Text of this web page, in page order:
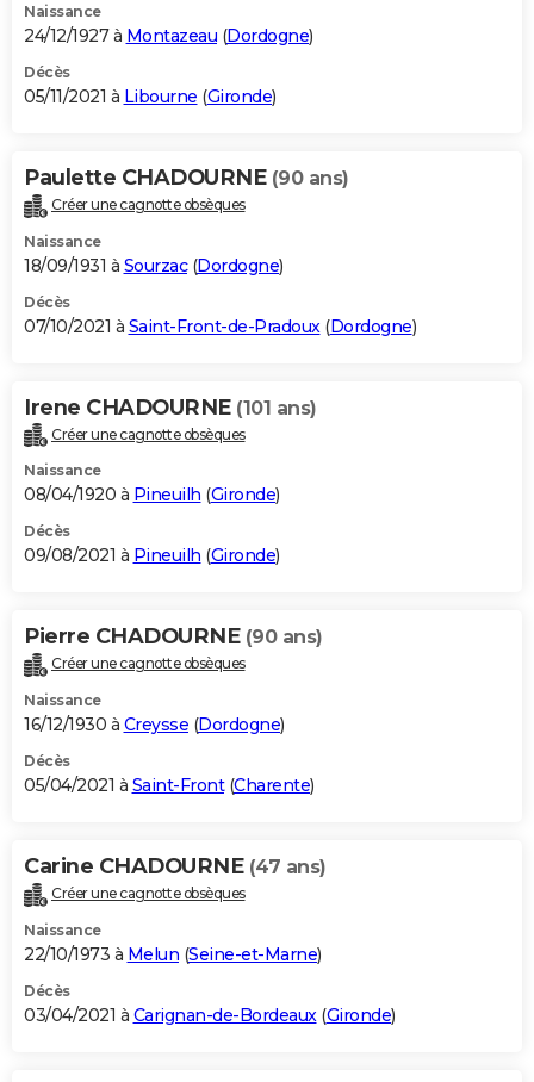
Naissance
24/12/1927 à Montazeau (Dordogne)
Décès
05/11/2021 à Libourne (Gironde)
Paulette CHADOURNE (90 ans)
Créer une cagnotte obsèques
Naissance
18/09/1931 à Sourzac(Dordogne)
Décès
07/10/2021 à Saint-Front-de-Pradoux (Dordogne)
Irene CHADOURNE (101 ans)
Créer une cagnotte obsèques
Naissance
08/04/1920 à Pineuilh (Gironde)
Décès
09/08/2021 à Pineuilh (Gironde)
Pierre CHADOURNE (90 ans)
Créer une cagnotte obsèques
Naissance
16/12/1930 à Creysse (Dordogne)
Décès
05/04/2021 à Saint-Front(Charente)
Carine CHADOURNE (47 ans)
Créer une cagnotte obsèques
Naissance
22/10/1973 à Melun (Seine-et-Marne)
Décès
03/04/2021 à Carignan-de-Bordeaux(Gironde)